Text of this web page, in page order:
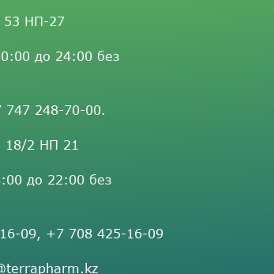
53 НП-27
до 24:00 без
747 248-70-00.
18/2 НП 21
до 22:00 без
09, +7 708 425-16-09